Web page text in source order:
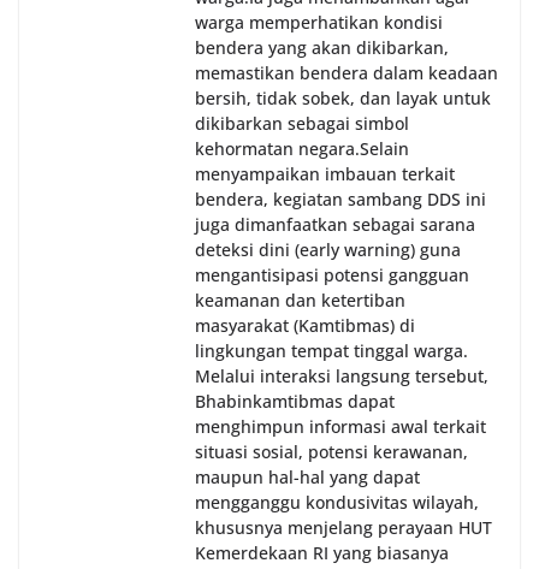
warga memperhatikan kondisi
bendera yang akan dikibarkan,
memastikan bendera dalam keadaan
bersih, tidak sobek, dan layak untuk
dikibarkan sebagai simbol
kehormatan negara.‎‎‎Selain
menyampaikan imbauan terkait
bendera, kegiatan sambang DDS ini
juga dimanfaatkan sebagai sarana
deteksi dini (early warning) guna
mengantisipasi potensi gangguan
keamanan dan ketertiban
masyarakat (Kamtibmas) di
lingkungan tempat tinggal warga.
Melalui interaksi langsung tersebut,
Bhabinkamtibmas dapat
menghimpun informasi awal terkait
situasi sosial, potensi kerawanan,
maupun hal-hal yang dapat
mengganggu kondusivitas wilayah,
khususnya menjelang perayaan HUT
Kemerdekaan RI yang biasanya